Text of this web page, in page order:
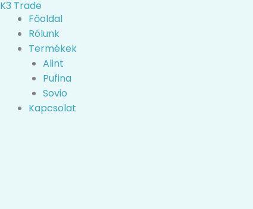
Skip
content
K3 Trade
Főoldal
Rólunk
Termékek
Alint
Pufina
Sovio
Kapcsolat
Search